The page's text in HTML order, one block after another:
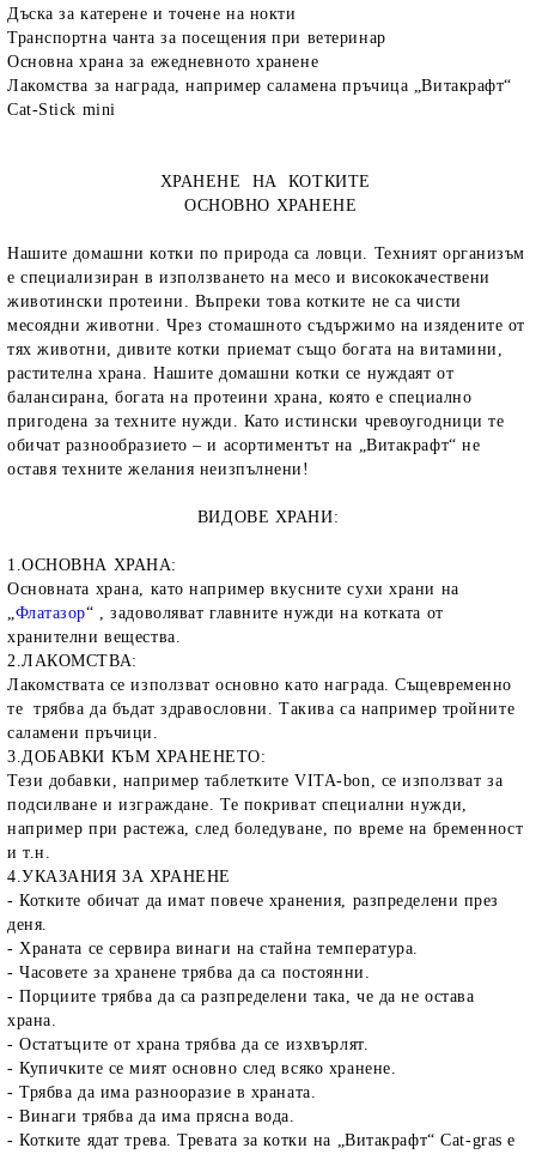
Дъска за катерене и точене на нокти
Транспортна чанта за посещения при ветеринар
Основна храна за ежедневното хранене
Лакомства за награда, например саламена пръчица „Витакрафт“
Cat-Stick mini
ХРАНЕНЕ НА КОТКИТЕ
ОСНОВНО ХРАНЕНЕ
Нашите домашни котки по природа са ловци. Техният организъм
е специализиран в използването на месо и висококачествени
животински протеини. Въпреки това котките не са чисти
месоядни животни. Чрез стомашното съдържимо на изядените от
тях животни, дивите котки приемат също богата на витамини,
растителна храна. Нашите домашни котки се нуждаят от
балансирана, богата на протеини храна, която е специално
пригодена за техните нужди. Като истински чревоугодници те
обичат разнообразието – и асортиментът на „Витакрафт“ не
оставя техните желания неизпълнени!
ВИДОВЕ ХРАНИ:
1.ОСНОВНА ХРАНА:
Основната храна, като например вкусните сухи храни на
„Флатазор“ , задоволяват главните нужди на котката от
хранителни вещества.
2.ЛАКОМСТВА:
Лакомствата се използват основно като награда. Същевременно
те трябва да бъдат здравословни. Такива са например тройните
саламени пръчици.
3.ДОБАВКИ КЪМ ХРАНЕНЕТО:
Тези добавки, например таблеткитеVITA-bon, се използват за
подсилване и изграждане. Те покриват специални нужди,
например при растежа, след боледуване, по време на бременност
и т.н.
4.УКАЗАНИЯ ЗА ХРАНЕНЕ
- Котките обичат да имат повече хранения, разпределени през
деня.
- Храната се сервира винаги на стайна температура.
- Часовете за хранене трябва да са постоянни.
- Порциите трябва да са разпределени така, че да не остава
храна.
- Остатъците от храна трябва да се изхвърлят.
- Купичките се мият основно след всяко хранене.
- Трябва да има разнооразие в храната.
- Винаги трябва да има прясна вода.
- Котките ядат трева. Тревата за котки на „Витакрафт“Cat-gras е